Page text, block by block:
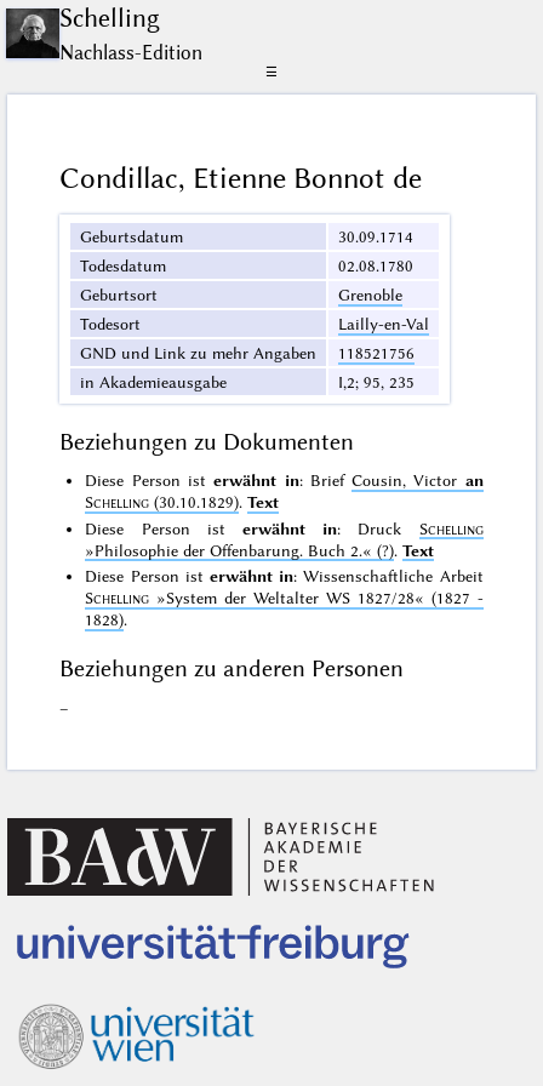
Schelling
Nachlass-Edition
☰
Condillac, Etienne Bonnot de
Geburtsdatum
30.09.1714
Todesdatum
02.08.1780
Geburtsort
Grenoble
Todesort
Lailly-en-Val
GND und Link zu mehr Angaben
118521756
in Akademieausgabe
I,2; 95, 235
Beziehungen zu Dokumenten
Diese Person isterwähnt in: BriefCousin, Victor an
Schelling (30.10.1829).Text
Diese Person ist erwähnt in: Druck Schelling
»Philosophie der Offenbarung. Buch 2.« (?).Text
Diese Person ist erwähnt in: Wissenschaftliche Arbeit
Schelling »System der Weltalter WS 1827/28« (1827 -
1828).
Beziehungen zu anderen Personen
–